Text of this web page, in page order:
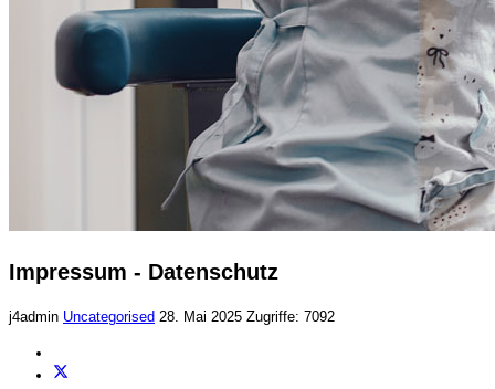
Impressum - Datenschutz
j4admin Uncategorised 28. Mai 2025 Zugriffe: 7092